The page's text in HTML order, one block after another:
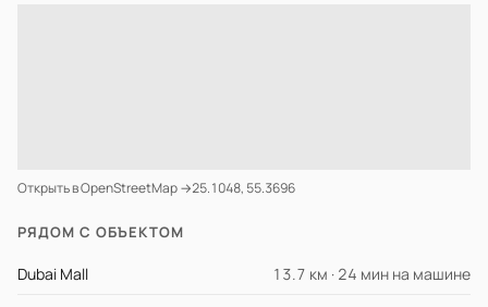
Открыть в OpenStreetMap →25.1048, 55.3696
РЯДОМ С ОБЪЕКТОМ
Dubai Mall 13.7 км · 24 мин на машине